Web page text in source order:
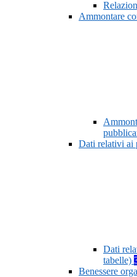
Ammontare
Dati relativi ai
Dati
tabelle)
Benessere